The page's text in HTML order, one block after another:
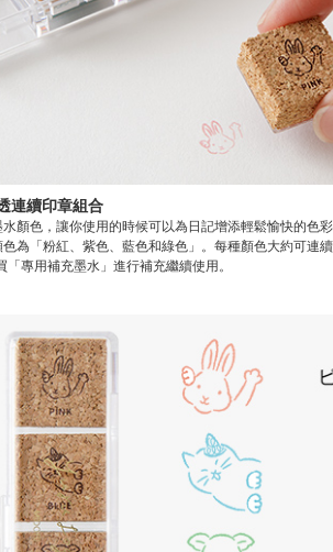
連續印章組合
顏色，讓你使用的時候可以為日記增添輕鬆愉快的色
為「粉紅、紫色、藍色和綠色」。每種顏色大約可連
專用補充墨水」進行補充繼續使用。